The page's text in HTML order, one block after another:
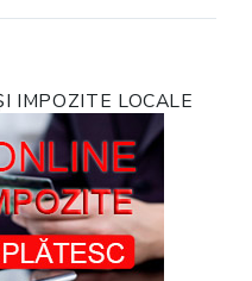
IMPOZITE LOCALE